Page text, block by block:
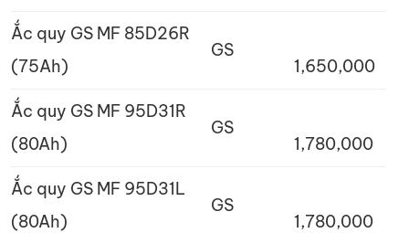
Ắc quy GS MF 85D26R
(75Ah)
GS
1,650,000
Ắc quy GS MF 95D31R
(80Ah)
GS
1,780,000
Ắc quy GS MF 95D31L
(80Ah)
GS
1,780,000